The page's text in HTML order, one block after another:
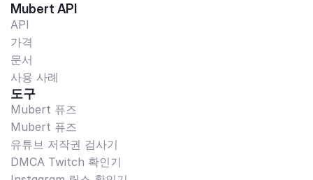
Mubert API
API
가격
문서
사용 사례
도구
Mubert 퓨즈
Mubert 퓨즈
유튜브 저작권 검사기
DMCA Twitch 확인기